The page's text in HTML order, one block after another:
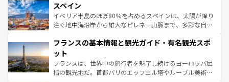
ろん、トスカーナの美しい田園風景やアマルフィ海岸の絶
景など、自然景観も見逃せない。観光の合間には、本場の
ピザやパスタなど、絶品のイタリア料理を堪能することも
ませてくれるイタリアで、忘れられない旅をしてみよう！
なお、新着のイタリア情報は
しい。
スペイン
イベリア半島のほぼ80％を占めるスペインは、太陽が降り
注ぐ地中海沿岸から雄大なピレネー山脈まで、多彩な自然
文化が根付くこの国では、情熱的なフラメンコ、熱気あふ
れる闘牛、そして美味しいタパスが生活の一部となってい
る。首都マドリードの洗練された雰囲気や、バルセロナの
アートに溢れた街角から、地方では古代ローマ遺跡や中世
フランスの基本情報と観光ガイド・有名観光スポ
ット
フランスは、世界中の旅行者を魅了し続けるヨーロッパ屈
指の観光地だ。首都パリのエッフェル塔やルーブル美術館